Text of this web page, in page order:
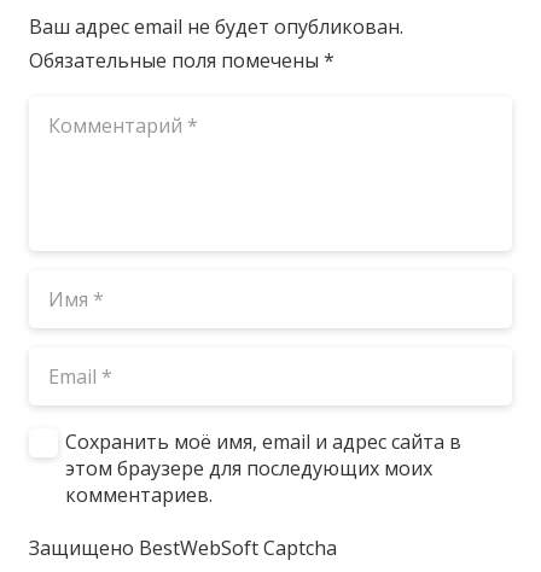
Ваш адрес email не будет опубликован.
Обязательные поля помечены *
Сохранить моё имя, email и адрес сайта в
этом браузере для последующих моих
комментариев.
Защищено BestWebSoft Captcha